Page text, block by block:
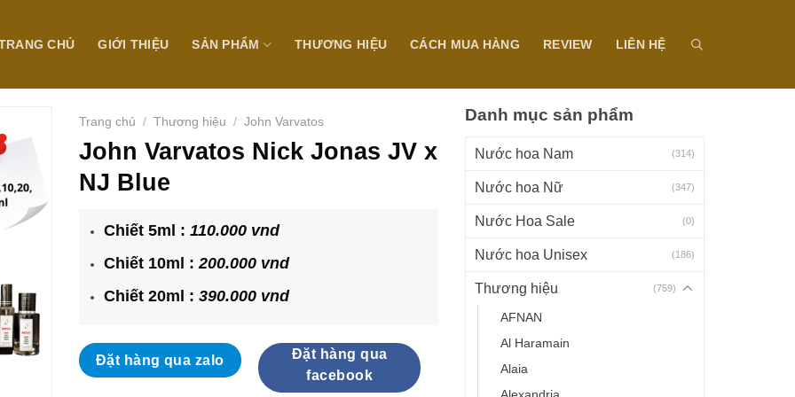
CHỦ GIỚI THIỆU SẢN PHẨM THƯƠNG HIỆU CÁCH MUA HÀNG REVIEW LIÊN HỆ
Danh mục sản phẩm
Nước hoa Nam (314)
Nước hoa Nữ (347)
Nước Hoa Sale (0)
Nước hoa Unisex (186)
Thương hiệu (759)
AFNAN
Al Haramain
Alaia
Trang chủ / Thương hiệu / John Varvatos
John Varvatos Nick Jonas JV x
NJ Blue
Chiết 5ml :110.000 vnd
Chiết 10ml :200.000 vnd
Chiết 20ml :390.000 vnd
Đặt hàng qua zalo
Đặt hàng qua
facebook